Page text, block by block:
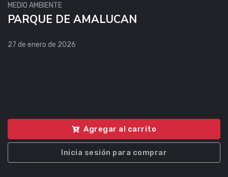
MEDIO AMBIENTE
PARQUE DE AMALUCAN
27 de enero de 2026
Agregar al carrito
Inicia sesión para comprar